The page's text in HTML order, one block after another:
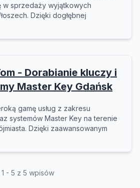
w sprzedaży wyjątkowych
Dzięki dogłębnej
- Dorabianie kluczy i
Master Key Gdańsk
gamę usług z zakresu
systemów Master Key na terenie
Dzięki zaawansowanym
1 - 5 z 5 wpisów